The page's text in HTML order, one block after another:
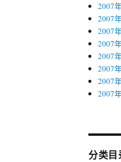
2007
2007
2007
2007
2007
2007
2007
2007
分类目